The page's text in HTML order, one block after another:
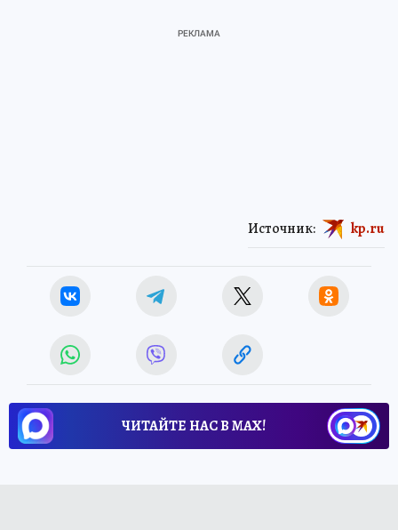
Источник: kp.ru
ЧИТАЙТЕ НАС В МАХ!